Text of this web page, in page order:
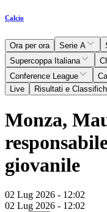
Calcio
Ora per ora Serie A
Supercoppa Italiana
Conference League
Live
Risultati e
Monza,
giovanile
02 Lug 2026 - 12:02
02 Lug 2026 - 12:02